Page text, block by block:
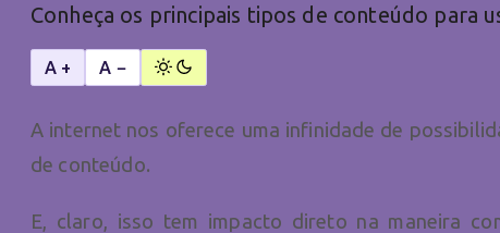
Conheça os principais tipos de conteúdo para
A + A −
A internet nos oferece uma infinidade de
de conteúdo.
E, claro, isso tem impacto direto na maneira